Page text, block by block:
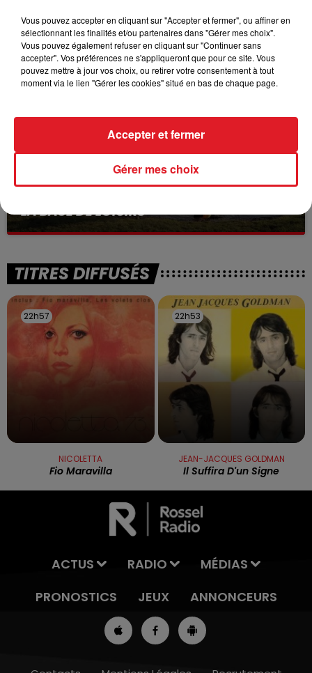
BÉTHUNE: ENQUÊTE POUR HOMICIDE
VOLONTAIRE EN COURS, APRÈS LA...
Selon les premiers éléments, le logement servait
à des prostituées
LA BASE DE LOISIRS
La victime a coulé à pic
TITRES DIFFUSÉS
22h57
22h57
NICOLETTA
Fio Maravilla
22h53
22h53
JEAN-JACQUES GOLDMAN
Il Suffira D'un Signe
ACTUS RADIO
MÉDIAS
PRONOSTICS
JEUX ANNONCEURS
Vous pouvez accepter en cliquant sur "Accepter et fermer", ou affiner en
sélectionnant les finalités et/ou partenaires dans "Gérer mes choix".
Vous pouvez également refuser en cliquant sur "Continuer sans
accepter". Vos préférences ne s'appliqueront que pour ce site. Vous
pouvez mettre à jour vos choix, ou retirer votre consentement à tout
moment via le lien "Gérer les cookies" situé en bas de chaque page.
Gérer mes choix
Accepter et fermer